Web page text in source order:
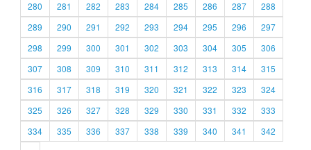
280
281 282 283 284 285 286 287
288
289
290 291 292 293 294 295 296
297
298
299 300 301 302 303 304 305
306
307
308 309 310 311 312 313 314
315
316
317 318 319 320 321 322 323
324
325
326 327 328 329 330 331 332
333
334
335 336 337 338 339 340 341
342